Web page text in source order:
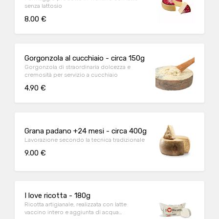
senza lattosio
8.00 €
Gorgonzola al cucchiaio - circa 150g
Gorgonzola di straordinaria dolcezza e
cremosità per servizio a cucchiaio
4.90 €
Grana padano +24 mesi - circa 400g
Lavorazione secondo la tecnica tradizionale
9.00 €
I love ricotta - 180g
Ricotta artigianale, realizzata con latte
vaccino intero e aggiunta di acqua